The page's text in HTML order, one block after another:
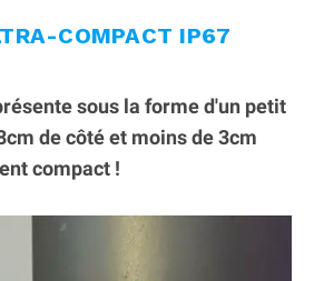
COMPACT IP67
sous la forme d'un petit
de côté et moins de 3cm
compact !